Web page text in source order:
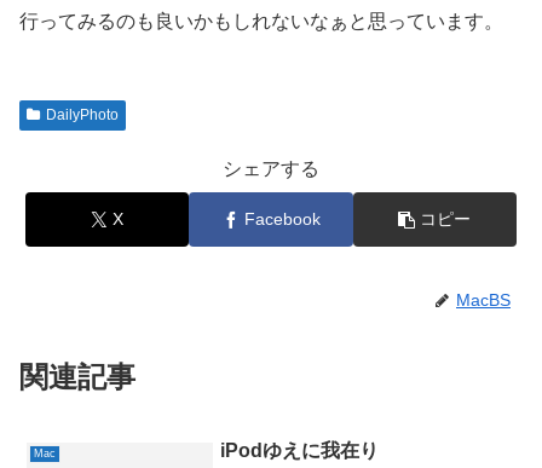
行ってみるのも良いかもしれないなぁと思っています。
DailyPhoto
シェアする
X Facebook コピー
MacBS
関連記事
Mac iPodゆえに我在り